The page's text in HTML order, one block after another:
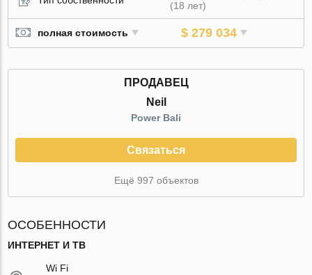
(18 лет)
полная стоимость $ 279 034
ПРОДАВЕЦ
Neil
Power Bali
Связаться
Ещё 997 объектов
ОСОБЕННОСТИ
ИНТЕРНЕТ И ТВ
Wi Fi